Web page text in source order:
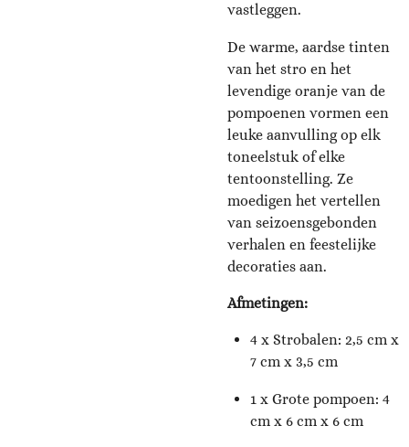
vastleggen.
De warme, aardse tinten
van het stro en het
levendige oranje van de
pompoenen vormen een
leuke aanvulling op elk
toneelstuk of elke
tentoonstelling. Ze
moedigen het vertellen
van seizoensgebonden
verhalen en feestelijke
decoraties aan.
Afmetingen:
4 x Strobalen: 2,5 cm x
7 cm x 3,5 cm
1 x Grote pompoen: 4
cm x 6 cm x 6 cm